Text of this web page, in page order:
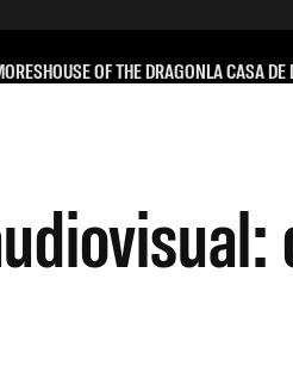
HOUSE OF THE DRAGONLA CASA DE